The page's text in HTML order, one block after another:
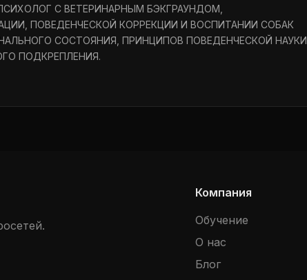
С ВЕТЕРИНАРНЫМ БЭКГРАУНДОМ,
ПОВЕДЕНЧЕСКОЙ КОРРЕКЦИИ И ВОСПИТАНИИ СОБАК
СОСТОЯНИЯ, ПРИНЦИПОВ ПОВЕДЕНЧЕСКОЙ НАУКИ
ПОДКРЕПЛЕНИЯ.
собаку, а не просто «дрессировать» её.
полезен 👇
поведения: страх, перевозбуждение, фрустрация,
разрушительным поведением, гиперактивностью.
Компания
Обучение
О нас
Блог